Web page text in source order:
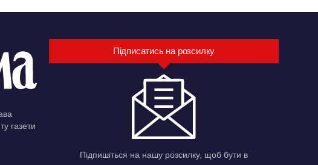
газети
Підписатись на розсилку
Підпишіться на нашу розсилку, щоб бути в